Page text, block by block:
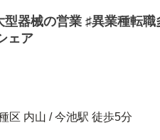
器械の営業 ♯異業種転職
ェア
区 内山 / 今池駅 徒歩5分